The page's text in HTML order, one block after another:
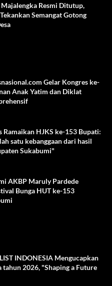
Resmi Ditutup,
Semangat Gotong
Gelar Kongres ke-
Anak Yatim dan Diklat
Ramaikan HJKS ke-153 Bupati:
satu kebanggaan dari hasil
Sukabumi"
AKBP Maruly Pardede
Bunga HUT ke-153
INDONESIA Mengucapkan
tahun 2026, "Shaping a Future